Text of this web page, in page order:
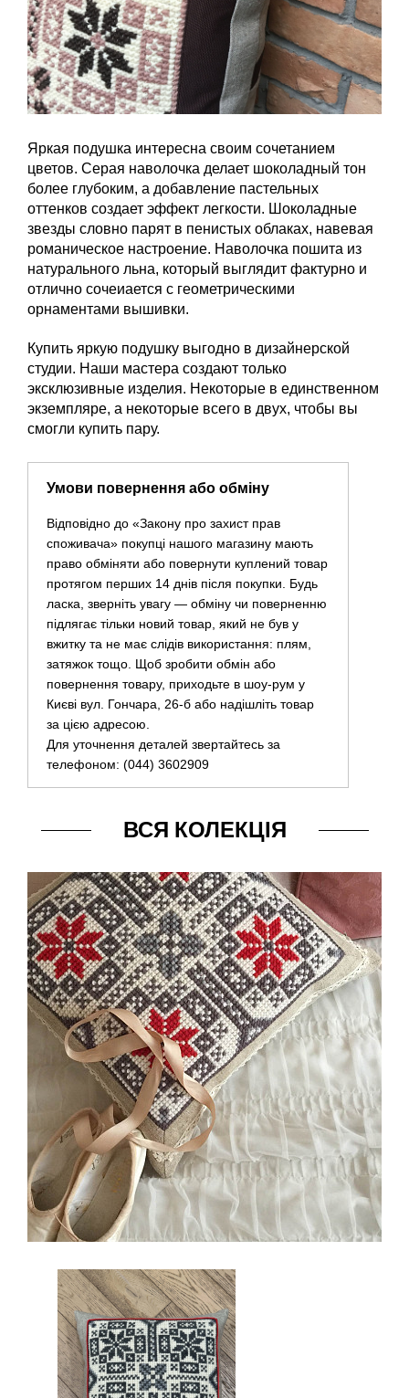
Яркая подушка интересна своим сочетанием
цветов. Серая наволочка делает шоколадный тон
более глубоким, а добавление пастельных
оттенков создает эффект легкости. Шоколадные
звезды словно парят в пенистых облаках, навевая
романическое настроение. Наволочка пошита из
натурального льна, который выглядит фактурно и
отлично сочеиается с геометрическими
орнаментами вышивки.
Купить яркую подушку выгодно в дизайнерской
студии. Наши мастера создают только
эксклюзивные изделия. Некоторые в единственном
экземпляре, а некоторые всего в двух, чтобы вы
смогли купить пару.
Умови повернення або обміну
Відповідно до «Закону про захист прав
споживача» покупці нашого магазину мають
право обміняти або повернути куплений товар
протягом перших 14 днів після покупки. Будь
ласка, зверніть увагу — обміну чи поверненню
підлягає тільки новий товар, який не був у
вжитку та не має слідів використання: плям,
затяжок тощо. Щоб зробити обмін або
повернення товару, приходьте в шоу-рум у
Києві вул. Гончара, 26-б або надішліть товар
за цією адресою.
Для уточнення деталей звертайтесь за
телефоном: (044) 3602909
ВСЯ КОЛЕКЦІЯ